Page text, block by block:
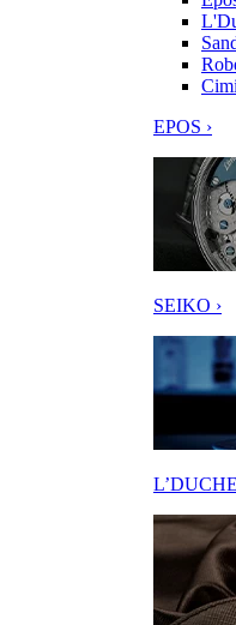
EPOS ›
SEIKO ›